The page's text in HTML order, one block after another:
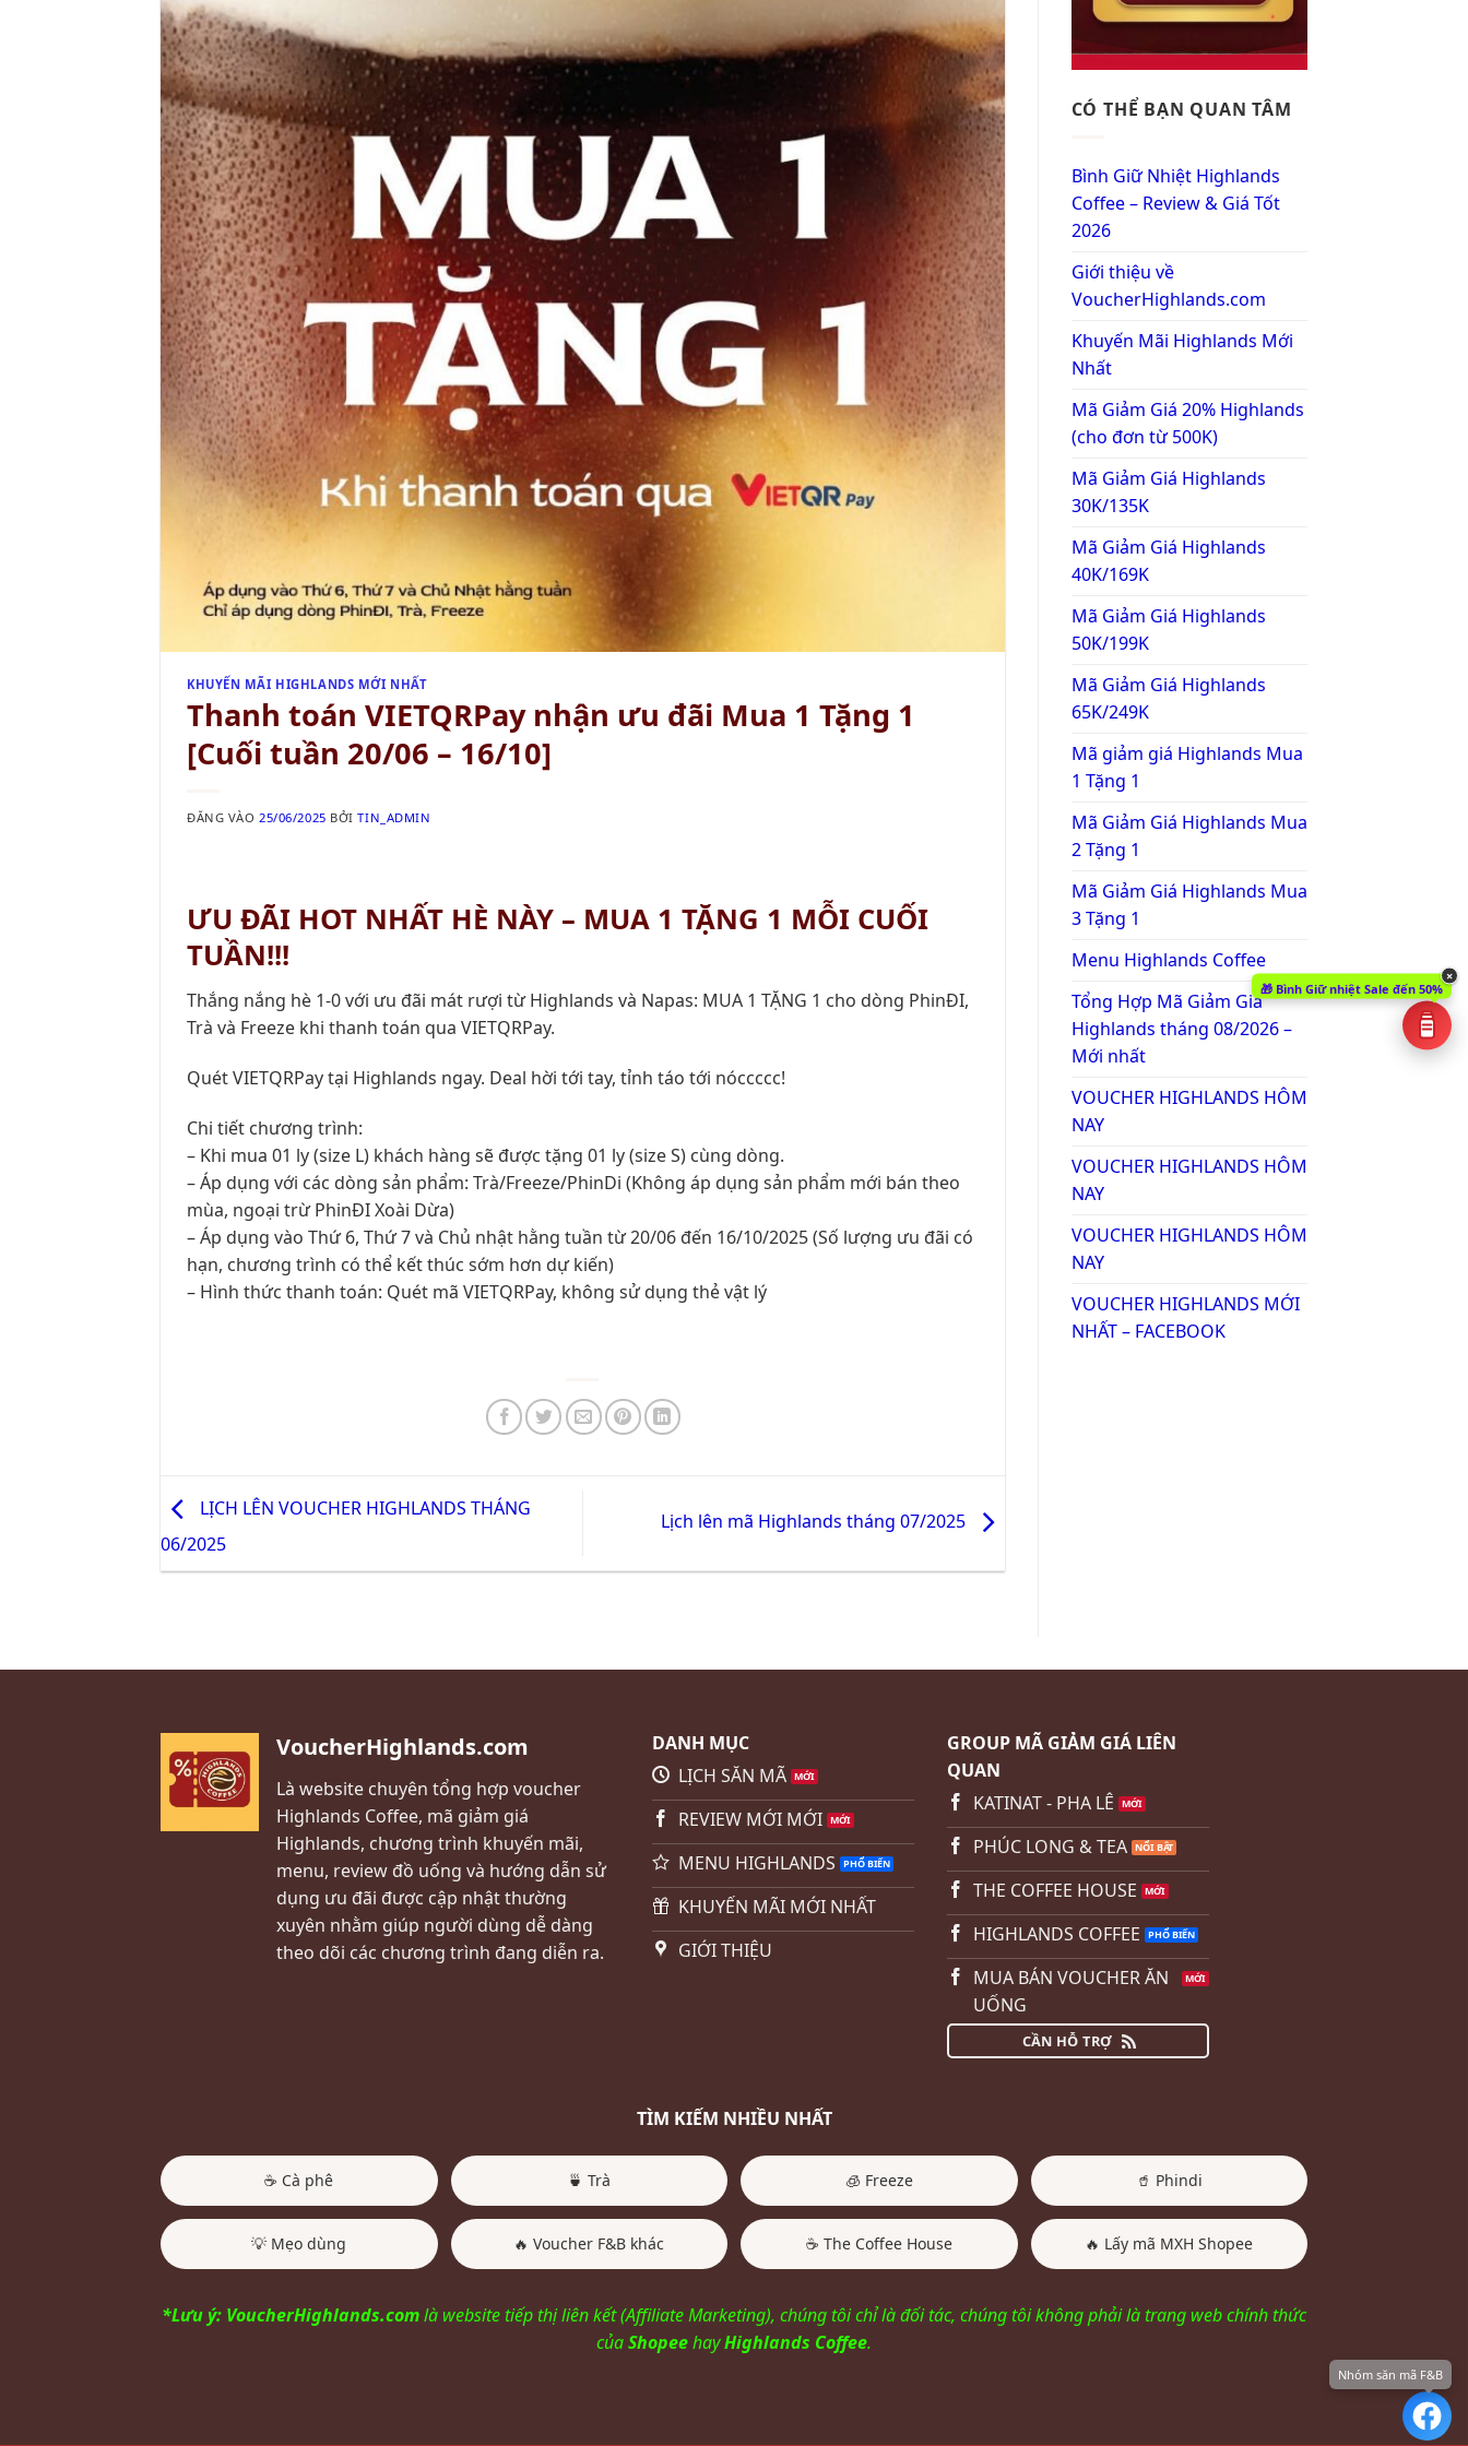
KHUYẾN MÃI HIGHLANDS MỚI NHẤT
Thanh toán VIETQRPay nhận ưu đãi Mua 1 Tặng 1
[Cuối tuần 20/06 – 16/10]
ĐĂNG VÀO25/06/2025 BỞITIN_ADMIN
ƯU ĐÃI HOT NHẤT HÈ NÀY – MUA 1 TẶNG 1 MỖI CUỐI
TUẦN!!!
Thắng nắng hè 1-0 với ưu đãi mát rượi từ Highlands và Napas: MUA 1 TẶNG 1 cho dòng PhinĐI,
Trà và Freeze khi thanh toán qua VIETQRPay.
Quét VIETQRPay tại Highlands ngay. Deal hời tới tay, tỉnh táo tới nóccccc!
Chi tiết chương trình:
– Khi mua 01 ly (size L) khách hàng sẽ được tặng 01 ly (size S) cùng dòng.
– Áp dụng với các dòng sản phẩm: Trà/Freeze/PhinDi (Không áp dụng sản phẩm mới bán theo
mùa, ngoại trừ PhinĐI Xoài Dừa​)
– Áp dụng vào Thứ 6, Thứ 7 và Chủ nhật hằng tuần từ 20/06 đến 16/10/2025 (Số lượng ưu đãi có
hạn, chương trình có thể kết thúc sớm hơn dự kiến)
– Hình thức thanh toán: Quét mã VIETQRPay, không sử dụng thẻ vật lý
LỊCH LÊN VOUCHER HIGHLANDS THÁNG
06/2025
Lịch lên mã Highlands tháng 07/2025
CÓ THỂ BẠN QUAN TÂM
Bình Giữ Nhiệt Highlands
Coffee – Review & Giá Tốt
2026
Giới thiệu về
VoucherHighlands.com
Khuyến Mãi Highlands Mới
Nhất
Mã Giảm Giá 20% Highlands
(cho đơn từ 500K)
Mã Giảm Giá Highlands
30K/135K
Mã Giảm Giá Highlands
40K/169K
Mã Giảm Giá Highlands
50K/199K
Mã Giảm Giá Highlands
65K/249K
Mã giảm giá Highlands Mua
1 Tặng 1
Mã Giảm Giá Highlands Mua
2 Tặng 1
Mã Giảm Giá Highlands Mua
3 Tặng 1
Menu Highlands Coffee
Tổng Hợp Mã Giảm Giá
Highlands tháng 08/2026 –
Mới nhất
VOUCHER HIGHLANDS HÔM
NAY
VOUCHER HIGHLANDS HÔM
NAY
VOUCHER HIGHLANDS HÔM
NAY
VOUCHER HIGHLANDS MỚI
NHẤT – FACEBOOK
Nhóm săn mã F&B
🎁 Bình Giữ nhiệt Sale đến 50%
×
VoucherHighlands.com
Là website chuyên tổng hợp voucher
Highlands Coffee, mã giảm giá
Highlands, chương trình khuyến mãi,
menu, review đồ uống và hướng dẫn sử
dụng ưu đãi được cập nhật thường
xuyên nhằm giúp người dùng dễ dàng
theo dõi các chương trình đang diễn ra.
DANH MỤC
LỊCH SĂN MÃ
REVIEW MỚI MỚI
MENU HIGHLANDS
KHUYẾN MÃI MỚI NHẤT
GIỚI THIỆU
GROUP MÃ GIẢM GIÁ LIÊN
QUAN
KATINAT - PHA LÊ
PHÚC LONG & TEA
THE COFFEE HOUSE
HIGHLANDS COFFEE
MUA BÁN VOUCHER ĂN
UỐNG
CẦN HỖ TRỢ
TÌM KIẾM NHIỀU NHẤT
☕ Cà phê 🍵 Trà 🧊 Freeze 🥤 Phindi
💡 Mẹo dùng 🔥 Voucher F&B khác ☕ The Coffee House 🔥 Lấy mã MXH Shopee
*Lưu ý: VoucherHighlands.comlà website tiếp thị liên kết (Affiliate Marketing), chúng tôi chỉ là đối tác, chúng tôi không phải là trang web chính thức
củaShopeehayHighlands Coffee.